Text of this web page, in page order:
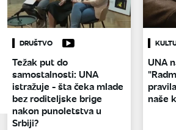
DRUŠTVO
Težak put do
samostalnosti: UNA
istražuje - šta čeka mlade
bez roditeljske brige
nakon punoletstva u
Srbiji?
UNA
naše